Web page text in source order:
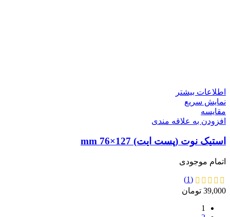
اطلاعات بیشتر
نمایش سریع
مقايسه
افزودن به علاقه مندی
استیک نوت (پست ایت) 127×76 mm
اتمام موجودی
(1)
39,000 تومان
1